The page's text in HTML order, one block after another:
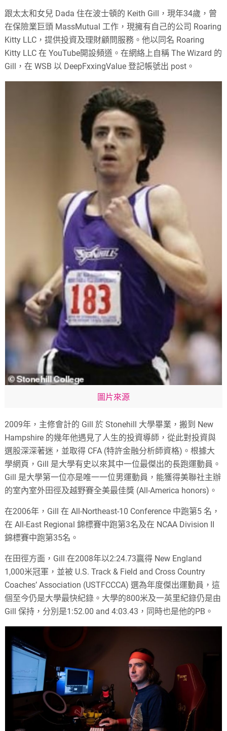
跟太太和女兒 Dada 住在波士頓的 Keith Gill，現年34歲，曾
在保險業巨頭 MassMutual 工作，現擁有自己的公司 Roaring
Kitty LLC，提供投資及理財顧問服務。他以同名 Roaring
Kitty LLC 在 YouTube開設頻道。在網絡上自稱 The Wizard 的
Gill，在 WSB 以 DeepFxxingValue 登記帳號出 post。
圖片來源
2009年，主修會計的 Gill 於 Stonehill 大學畢業，搬到 New
Hampshire 的幾年他遇見了人生的投資導師，從此對投資與
選股深深著迷，並取得 CFA (特許金融分析師資格)。根據大
學網頁，Gill 是大學有史以來其中一位最傑出的長跑運動員。
Gill 是大學第一位亦是唯一一位男運動員，能獲得美聯社主辦
的室內室外田徑及越野賽全美最佳獎 (All-America honors)。
在2006年，Gill 在 All-Northeast-10 Conference 中跑第5 名，
在 All-East Regional 錦標賽中跑第3名及在 NCAA Division II
錦標賽中跑第35名。
在田徑方面，Gill 在2008年以2:24.73贏得 New England
1,000米冠軍，並被 U.S. Track & Field and Cross Country
Coaches’ Association (USTFCCCA) 選為年度傑出運動員，這
個至今仍是大學最快紀錄。大學的800米及一英里紀錄仍是由
Gill 保持，分別是1:52.00 and 4:03.43，同時也是他的PB。